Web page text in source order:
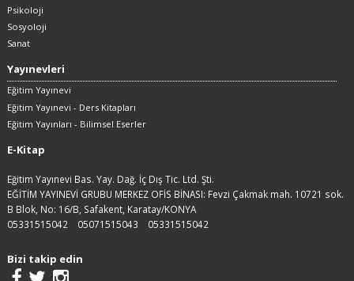
Psikoloji
Sosyoloji
Sanat
Yayınevleri
Eğitim Yayınevi
Eğitim Yayınevi - Ders Kitapları
Eğitim Yayınları - Bilimsel Eserler
E-Kitap
Eğitim Yayınevi Bas. Yay. Dağ. İç Dış Tic. Ltd. Şti.
EĞİTİM YAYINEVİ GRUBU MERKEZ OFİS BİNASI: Fevzi Çakmak mah. 10721 sok.
B Blok, No: 16/B, Safakent, Karatay/KONYA
05331515042
05071515043 05331515042
Bizi takip edin